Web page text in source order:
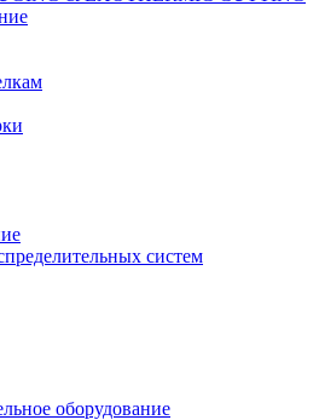
систем
оборудование